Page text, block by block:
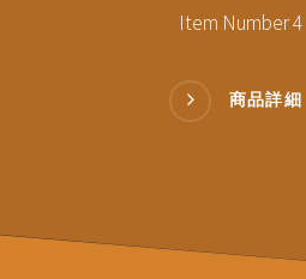
Item Number 4
商品詳細